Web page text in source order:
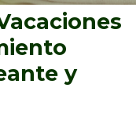
y